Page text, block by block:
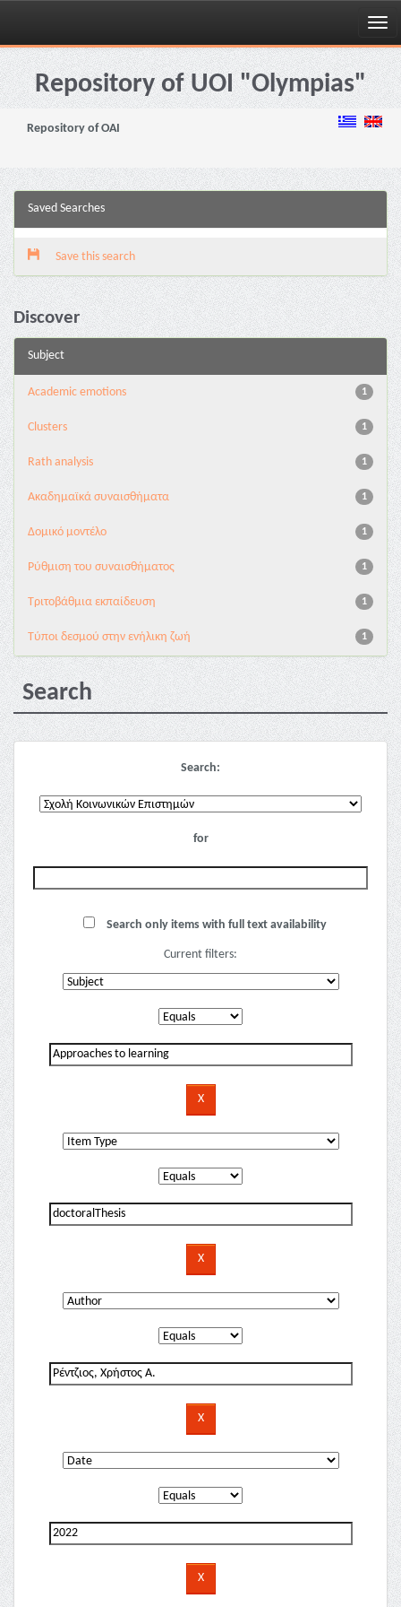
Skip
navigationRepository of UOI "Olympias"
Repository of OAI
Saved Searches
Save this search
Discover
Subject
1
Academic emotions
1
Clusters
1
Rath analysis
1
Ακαδημαϊκά συναισθήματα
1
Δομικό μοντέλο
1
Ρύθμιση του συναισθήματος
1
Τριτοβάθμια εκπαίδευση
1
Τύποι δεσμού στην ενήλικη ζωή
Search
Search:
for
Search only items with full text availability
Current filters: